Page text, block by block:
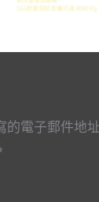
的電子郵件地